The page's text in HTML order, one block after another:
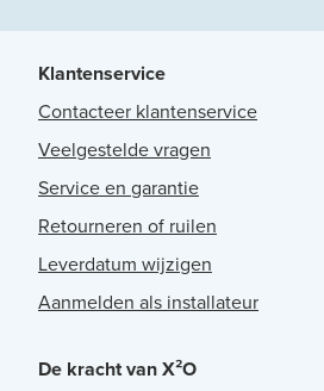
Klantenservice
Contacteer klantenservice
Veelgestelde vragen
Service en garantie
Retourneren of ruilen
Leverdatum wijzigen
Aanmelden als installateur
De kracht van X²O